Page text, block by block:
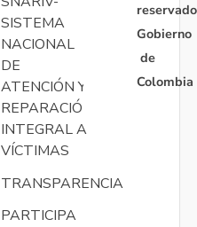
SISTEMA
NACIONAL
DE
ATENCIÓN Y
REPARACIÓN
INTEGRAL A
VÍCTIMAS
TRANSPARENCIA
PARTICIPA
Gobierno
de
Colombia